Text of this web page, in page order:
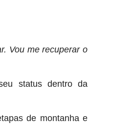
Vou me recuperar o
status dentro da
de montanha e